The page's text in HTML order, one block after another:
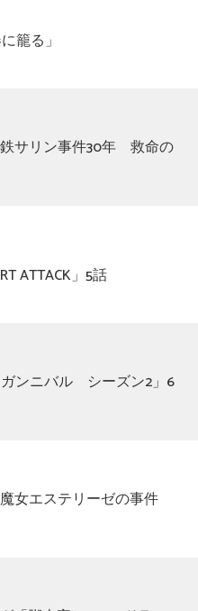
籠る」
鉄サリン事件30年 救命の
ATTACK」5話
ンニバル シーズン2」6
女エステリーゼの事件